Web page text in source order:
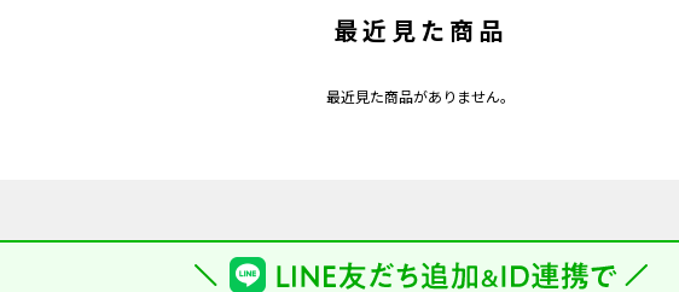
最近見た商品
最近見た商品がありません。